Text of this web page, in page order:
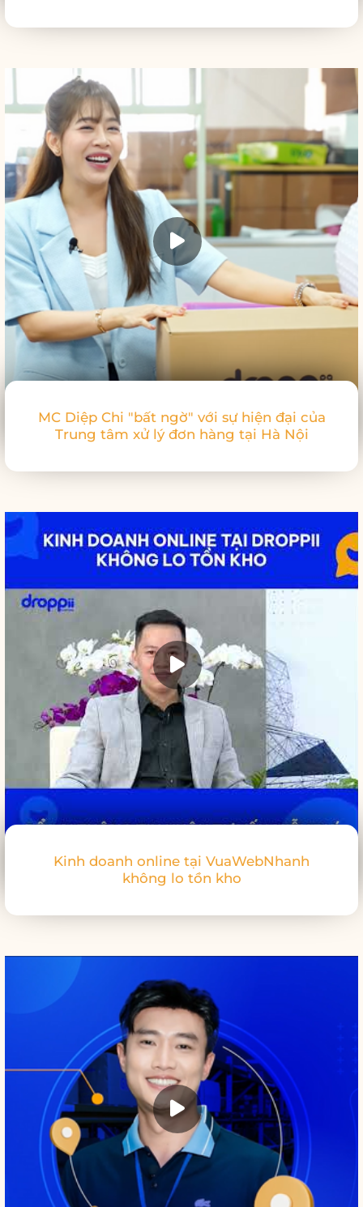
MC Diệp Chi "bất ngờ" với sự hiện đại của
Trung tâm xử lý đơn hàng tại Hà Nội
Kinh doanh online tại VuaWebNhanh
không lo tồn kho